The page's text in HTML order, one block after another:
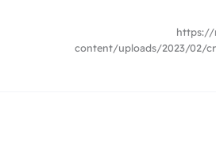
https://
content/uploads/2023/02/